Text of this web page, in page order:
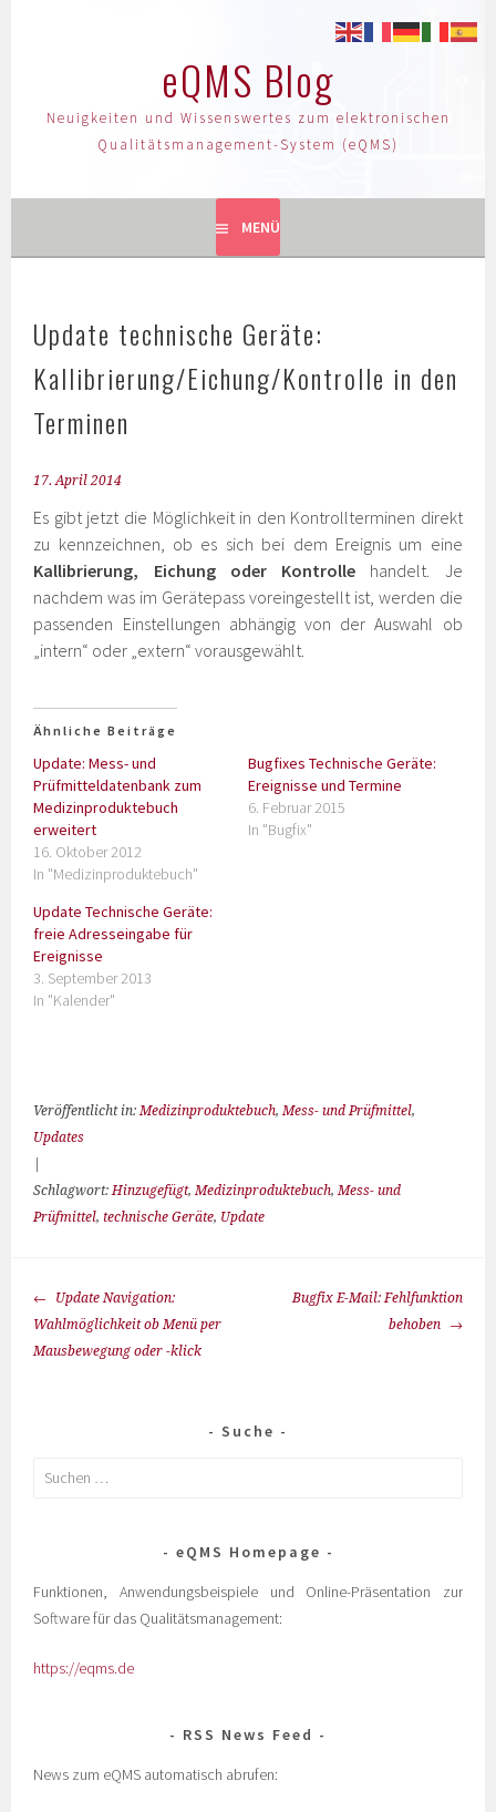
eQMS Blog
Neuigkeiten und Wissenswertes zum elektronischen
Qualitätsmanagement-System (eQMS)
MENÜ
Update technische Geräte:
Kallibrierung/Eichung/Kontrolle in den
Terminen
17. April 2014
Es gibt jetzt die Möglichkeit in den Kontrollterminen direkt
zu kennzeichnen, ob es sich bei dem Ereignis um eine
Kallibrierung, Eichung oder Kontrolle handelt. Je
nachdem was im Gerätepass voreingestellt ist, werden die
passenden Einstellungen abhängig von der Auswahl ob
„intern“ oder „extern“ vorausgewählt.
Ähnliche Beiträge
Update: Mess- und
Prüfmitteldatenbank zum
Medizinproduktebuch
erweitert
16. Oktober 2012
In "Medizinproduktebuch"
Bugfixes Technische Geräte:
Ereignisse und Termine
6. Februar 2015
In "Bugfix"
Update Technische Geräte:
freie Adresseingabe für
Ereignisse
3. September 2013
In "Kalender"
Veröffentlicht in:Medizinproduktebuch,Mess- und Prüfmittel,
Updates
Schlagwort:Hinzugefügt,Medizinproduktebuch,Mess- und
Prüfmittel, technische Geräte, Update
Update Navigation:
Wahlmöglichkeit ob Menü per
Mausbewegung oder -klick
Bugfix E-Mail: Fehlfunktion
behoben
Suche
eQMS Homepage
Funktionen, Anwendungsbeispiele und Online-Präsentation zur
Software für das Qualitätsmanagement:
https://eqms.de
RSS News Feed
News zum eQMS automatisch abrufen: